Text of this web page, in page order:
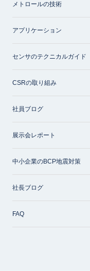
メトロールの技術
アプリケーション
センサのテクニカルガイド
CSRの取り組み
社員ブログ
展示会レポート
中小企業のBCP地震対策
社長ブログ
FAQ